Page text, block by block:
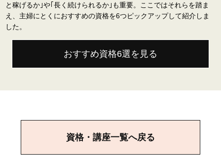
と稼げるか｣や｢長く続けられるか｣も重要。ここではそれらを踏ま
え、主婦にとくにおすすめの資格を6つピックアップして紹介しま
した。
おすすめ資格6選を見る
資格・講座一覧へ戻る